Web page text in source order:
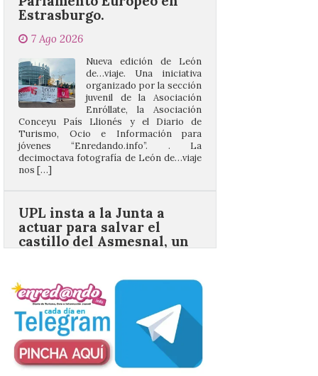
Nueva edición de León
juvenil de la Asociación
Enróllate, la Asociación
Conceyu País Llionés y el Diario de
Turismo, Ocio e Información para
jóvenes “Enredando.info”. . La
decimoctava fotografía de León de…viaje
nos […]
UPL insta a la Junta a
BIC en estado de ruina
7 Ago 2026
desde 1949. Los
procuradores leonesistas
plantean que la Junta
contacte cuanto antes con los
propietarios para exigirles medidas
inmediatas que frenen el deterioro y el
riesgo de colapso. Los procuradores de
Unión del Pueblo […]